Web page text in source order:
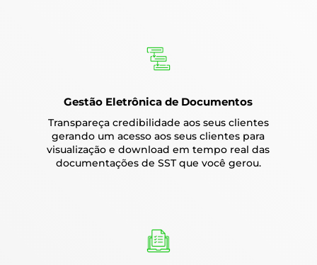
Gestão Eletrônica de Documentos
Transpareça credibilidade aos seus clientes
gerando um acesso aos seus clientes para
visualização e download em tempo real das
documentações de SST que você gerou.